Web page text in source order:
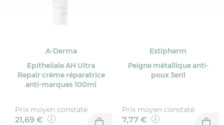
A-Derma
Epitheliale AH Ultra
Repair crème réparatrice
anti-marques 100ml
Prix moyen constaté
21,69 €
Estipharm
Peigne métallique anti-
poux 3en1
Prix moyen constaté
7,77 €